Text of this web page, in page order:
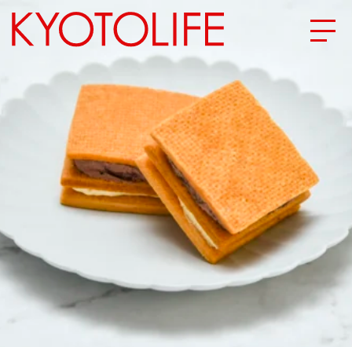
エリアから探す
地図から探す
カテゴリーから探す
SPECIAL
NEW OPEN
SERIES